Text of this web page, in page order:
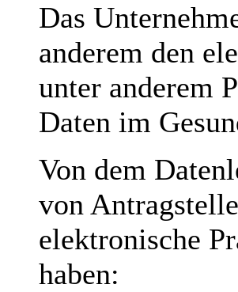
Das
anderem den
unter anderem
Daten im
Von dem
von
elektronische
haben: